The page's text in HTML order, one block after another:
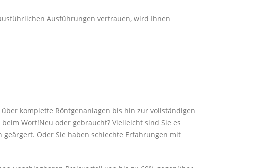
Ausführungen vertrauen, wird Ihnen
komplette Röntgenanlagen bis hin zur vollständigen
Wort!Neu oder gebraucht? Vielleicht sind Sie es
Oder Sie haben schlechte Erfahrungen mit